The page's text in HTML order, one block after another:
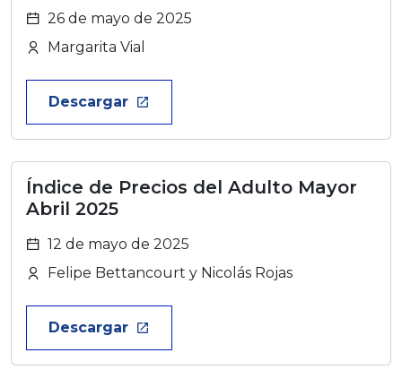
26 de mayo de 2025
Margarita Vial
Descargar launch
Índice de Precios del Adulto Mayor
Abril 2025
12 de mayo de 2025
Felipe Bettancourt y Nicolás Rojas
Descargar launch